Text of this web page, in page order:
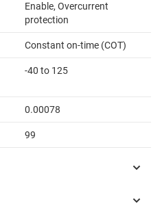
Enable, Overcurrent
protection
Constant on-time (COT)
-40 to 125
0.00078
99